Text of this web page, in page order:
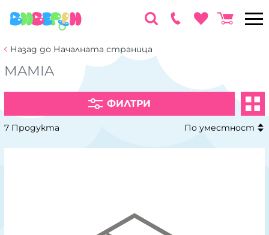
Назад до Началната страница
MAMIA
ФИЛТРИ
7 Продукта По уместност